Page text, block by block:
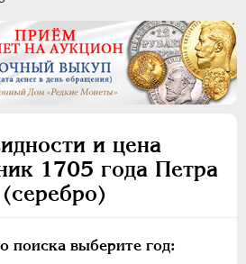
и цена
1705 года Петра
поиска выберите год: